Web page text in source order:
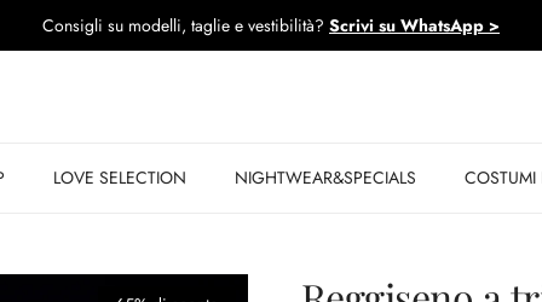
⏳ PROMO A TEMPO: sconti sulle collezioni. Scopri di più >
LOVE SELECTION NIGHTWEAR&SPECIALS